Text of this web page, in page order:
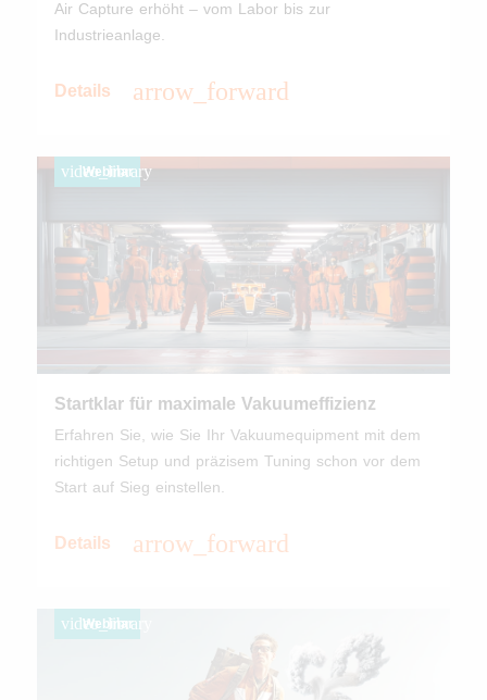
Air Capture erhöht – vom Labor bis zur
Industrieanlage.
Details arrow_forward
video_library
Webinar
Startklar für maximale Vakuumeffizienz
Erfahren Sie, wie Sie Ihr Vakuumequipment mit dem
richtigen Setup und präzisem Tuning schon vor dem
Start auf Sieg einstellen.
Details arrow_forward
video_library
Webinar